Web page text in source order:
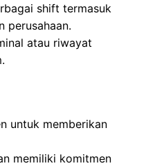
shift termasuk
perusahaan.
atau riwayat
untuk memberikan
memiliki komitmen